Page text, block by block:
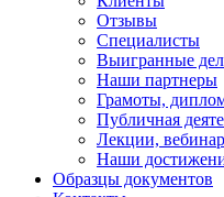
Отзывы
Специалисты
Выигранные
Наши партнеры
Грамоты,
Публичная
Лекции,
Наши
Образцы документов